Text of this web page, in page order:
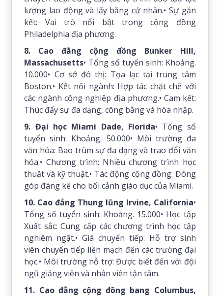
lượng lao động và lấy bằng cử nhân.• Sự gắn
kết: Vai trò nổi bật trong cộng đồng
Philadelphia địa phương.
8. Cao đẳng cộng đồng Bunker Hill,
Massachusetts• Tổng số tuyển sinh: Khoảng.
10.000• Cơ sở đô thị: Tọa lạc tại trung tâm
Boston.• Kết nối ngành: Hợp tác chặt chẽ với
các ngành công nghiệp địa phương.• Cam kết:
Thúc đẩy sự đa dạng, công bằng và hòa nhập.
9. Đại học Miami Dade, Florida• Tổng số
tuyển sinh: Khoảng. 50.000• Môi trường đa
văn hóa: Bao trùm sự đa dạng và trao đổi văn
hóa.• Chương trình: Nhiều chương trình học
thuật và kỹ thuật.• Tác động cộng đồng: Đóng
góp đáng kể cho bối cảnh giáo dục của Miami.
10. Cao đẳng Thung lũng Irvine, California•
Tổng số tuyển sinh: Khoảng. 15.000• Học tập
Xuất sắc: Cung cấp các chương trình học tập
nghiêm ngặt.• Giá chuyển tiếp: Hỗ trợ sinh
viên chuyển tiếp liền mạch đến các trường đại
học.• Môi trường hỗ trợ: Được biết đến với đội
ngũ giảng viên và nhân viên tận tâm.
11. Cao đẳng cộng đồng bang Columbus,